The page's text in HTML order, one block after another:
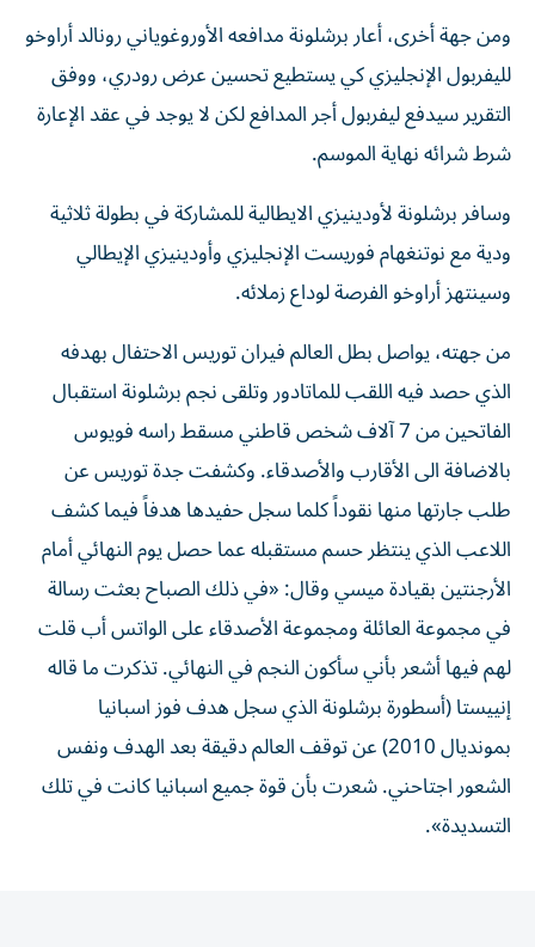
ومن جهة أخرى، أعار برشلونة مدافعه الأوروغوياني رونالد أراوخو
لليفربول الإنجليزي كي يستطيع تحسين عرض رودري، ووفق
التقرير سيدفع ليفربول أجر المدافع لكن لا يوجد في عقد الإعارة
شرط شرائه نهاية الموسم.
وسافر برشلونة لأودينيزي الايطالية للمشاركة في بطولة ثلاثية
ودية مع نوتنغهام فوريست الإنجليزي وأودينيزي الإيطالي
وسينتهز أراوخو الفرصة لوداع زملائه.
من جهته، يواصل بطل العالم فيران توريس الاحتفال بهدفه
الذي حصد فيه اللقب للماتادور وتلقى نجم برشلونة استقبال
الفاتحين من 7 آلاف شخص قاطني مسقط راسه فويوس
بالاضافة الى الأقارب والأصدقاء. وكشفت جدة توريس عن
طلب جارتها منها نقوداً كلما سجل حفيدها هدفاً فيما كشف
اللاعب الذي ينتظر حسم مستقبله عما حصل يوم النهائي أمام
الأرجنتين بقيادة ميسي وقال: «في ذلك الصباح بعثت رسالة
في مجموعة العائلة ومجموعة الأصدقاء على الواتس أب قلت
لهم فيها أشعر بأني سأكون النجم في النهائي. تذكرت ما قاله
إنييستا (أسطورة برشلونة الذي سجل هدف فوز اسبانيا
بمونديال 2010) عن توقف العالم دقيقة بعد الهدف ونفس
الشعور اجتاحني. شعرت بأن قوة جميع اسبانيا كانت في تلك
التسديدة».